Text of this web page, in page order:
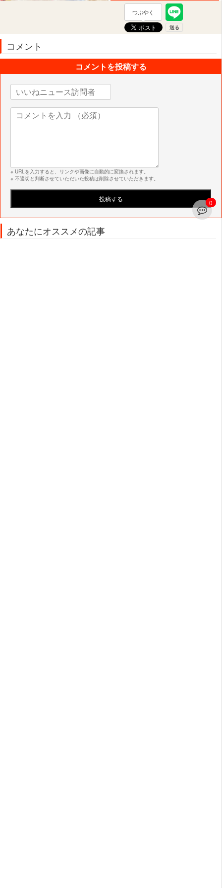
つぶやく
コメント
0
コメントを投稿する
※ URLを入力すると、リンクや画像に自動的に変換されます。
※ 不適切と判断させていただいた投稿は削除させていただきます。
あなたにオススメの記事